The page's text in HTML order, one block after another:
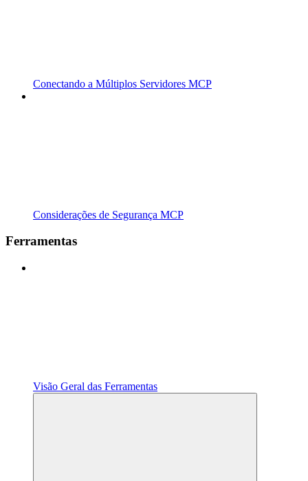
Conectando a Múltiplos Servidores MCP
Considerações de Segurança MCP
Ferramentas
Visão Geral das Ferramentas